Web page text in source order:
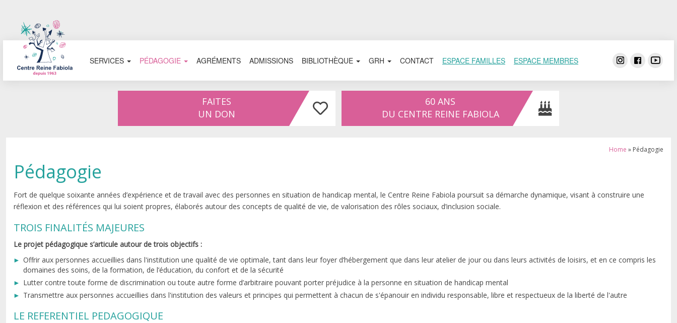
Aller au contenu principal
SERVICES PÉDAGOGIE AGRÉMENTS ADMISSIONS BIBLIOTHÈQUE GRH CONTACT ESPACE FAMILLES ESPACE MEMBRES
FAITES
UN DON
60 ANS
DU CENTRE REINE FABIOLA
Home » Pédagogie
Pédagogie
Fort de quelque soixante années d’expérience et de travail avec des personnes en situation de handicap mental, le Centre Reine Fabiola poursuit sa démarche dynamique, visant à construire une
réflexion et des références qui lui soient propres, élaborés autour des concepts de qualité de vie, de valorisation des rôles sociaux, d’inclusion sociale.
TROIS FINALITÉS MAJEURES
Le projet pédagogique s’articule autour de trois objectifs :
Offrir aux personnes accueillies dans l'institution une qualité de vie optimale, tant dans leur foyer d’hébergement que dans leur atelier de jour ou dans leurs activités de loisirs, et en ce compris les
domaines des soins, de la formation, de l’éducation, du confort et de la sécurité
Lutter contre toute forme de discrimination ou toute autre forme d’arbitraire pouvant porter préjudice à la personne en situation de handicap mental
Transmettre aux personnes accueillies dans l'institution des valeurs et principes qui permettent à chacun de s'épanouir en individu responsable, libre et respectueux de la liberté de l'autre
LE REFERENTIEL PEDAGOGIQUE